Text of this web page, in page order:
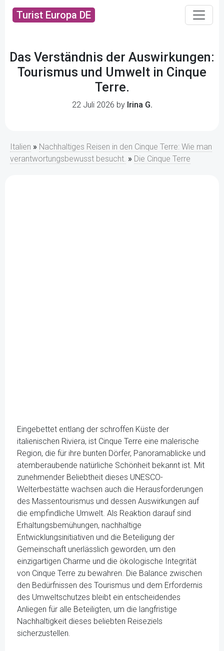
Turist Europa DE
Das Verständnis der Auswirkungen:
Tourismus und Umwelt in Cinque
Terre.
22 Juli 2026 by Irina G.
Italien » Nachhaltiges Reisen in den Cinque Terre: Wie man
verantwortungsbewusst besucht. » Die Cinque Terre
Eingebettet entlang der schroffen Küste der
italienischen Riviera, ist Cinque Terre eine malerische
Region, die für ihre bunten Dörfer, Panoramablicke und
atemberaubende natürliche Schönheit bekannt ist. Mit
zunehmender Beliebtheit dieses UNESCO-
Welterbestätte wachsen auch die Herausforderungen
des Massentourismus und dessen Auswirkungen auf
die empfindliche Umwelt. Als Reaktion darauf sind
Erhaltungsbemühungen, nachhaltige
Entwicklungsinitiativen und die Beteiligung der
Gemeinschaft unerlässlich geworden, um den
einzigartigen Charme und die ökologische Integrität
von Cinque Terre zu bewahren. Die Balance zwischen
den Bedürfnissen des Tourismus und dem Erfordernis
des Umweltschutzes bleibt ein entscheidendes
Anliegen für alle Beteiligten, um die langfristige
Nachhaltigkeit dieses beliebten Reiseziels
sicherzustellen.